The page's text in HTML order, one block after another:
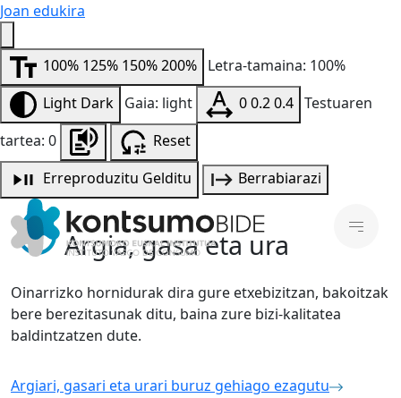
Joan edukira
100% 125% 150%200% Letra-tamaina: 100%
Light Dark Gaia: light 00.20.4 Testuaren
tartea: 0
Reset
Erreproduzitu Gelditu Berrabiarazi
Argia, gasa eta ura
Oinarrizko hornidurak dira gure etxebizitzan, bakoitzak
bere berezitasunak ditu, baina zure bizi-kalitatea
baldintzatzen dute.
Argiari, gasari eta urari buruz gehiago ezagutu